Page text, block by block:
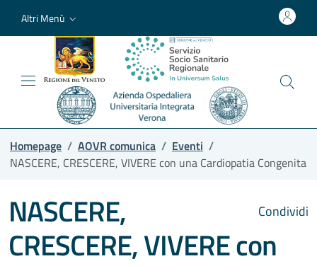
Altri Menù
Homepage / AOVR comunica / Eventi /
NASCERE, CRESCERE, VIVERE con una Cardiopatia Congenita
Condividi
NASCERE,
CRESCERE, VIVERE con